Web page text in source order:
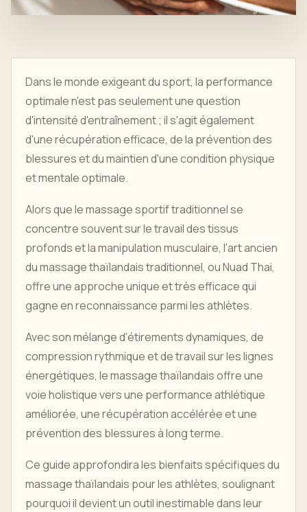
Dans le monde exigeant du sport, la performance
optimale n'est pas seulement une question
d'intensité d'entraînement ; il s'agit également
d'une récupération efficace, de la prévention des
blessures et du maintien d'une condition physique
et mentale optimale.
Alors que le massage sportif traditionnel se
concentre souvent sur le travail des tissus
profonds et la manipulation musculaire, l'art ancien
du massage thaïlandais traditionnel, ou Nuad Thai,
offre une approche unique et très efficace qui
gagne en reconnaissance parmi les athlètes.
Avec son mélange d'étirements dynamiques, de
compression rythmique et de travail sur les lignes
énergétiques, le massage thaïlandais offre une
voie holistique vers une performance athlétique
améliorée, une récupération accélérée et une
prévention des blessures à long terme.
Ce guide approfondira les bienfaits spécifiques du
massage thaïlandais pour les athlètes, soulignant
pourquoi il devient un outil inestimable dans leur